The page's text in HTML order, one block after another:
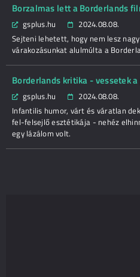
Borzalmas lett a Borderlands
gsplus.hu
2024.08.08.
Sejteni lehetett, hogy nem lesz
várakozásunkat alulmúlta a
Borderlands kritika - vessetek
gsplus.hu
2024.08.08.
Infantilis humor, várt és váratlan
fel-felsejlő esztétikája - nehéz
egy lázálom volt.